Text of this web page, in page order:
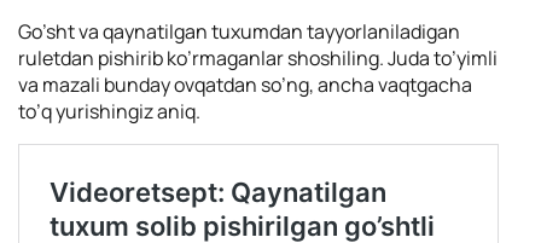
Go’sht va qaynatilgan tuxumdan tayyorlaniladigan
ruletdan pishirib ko’rmaganlar shoshiling. Juda to’yimli
va mazali bunday ovqatdan so’ng, ancha vaqtgacha
to’q yurishingiz aniq.